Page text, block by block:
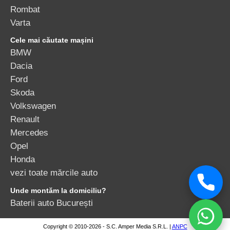
Rombat
Varta
Cele mai căutate mașini
BMW
Dacia
Ford
Skoda
Volkswagen
Renault
Mercedes
Opel
Honda
vezi toate mărcile auto
Unde montăm la domiciliu?
Baterii auto București
Copyright © 2010-2026 - S.C. Amper Media S.R.L. | ANPC